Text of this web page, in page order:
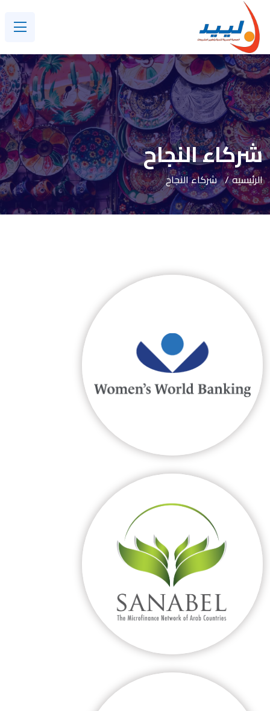
شركاء النجاح
الرئيسيه شركاء النجاح